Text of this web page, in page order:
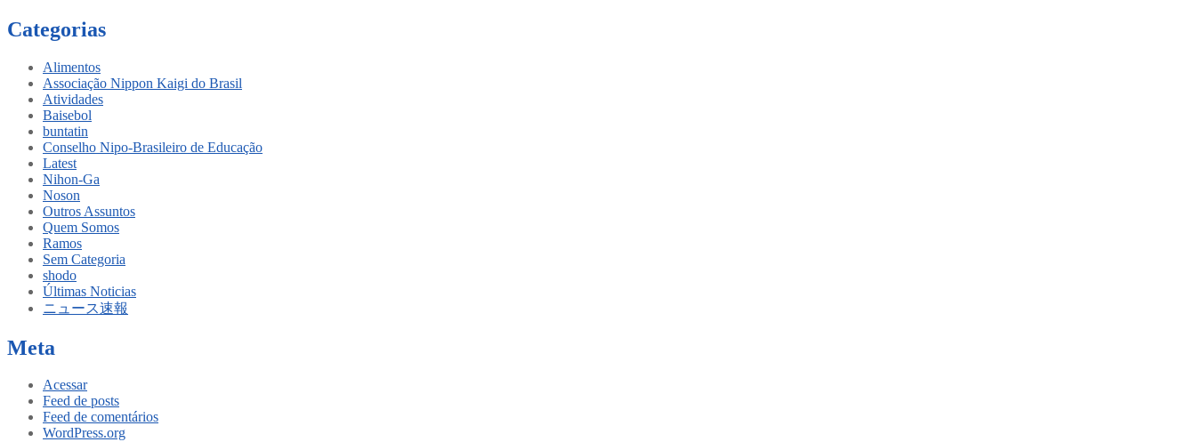
Categorias
Alimentos
Associação Nippon Kaigi do Brasil
Atividades
Baisebol
buntatin
Conselho Nipo-Brasileiro de Educação
Latest
Nihon-Ga
Noson
Outros Assuntos
Quem Somos
Ramos
Sem Categoria
shodo
Últimas Noticias
ニュース速報
Meta
Acessar
Feed de posts
Feed de comentários
WordPress.org